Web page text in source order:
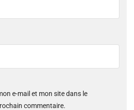
e-mail et mon site dans le
commentaire.